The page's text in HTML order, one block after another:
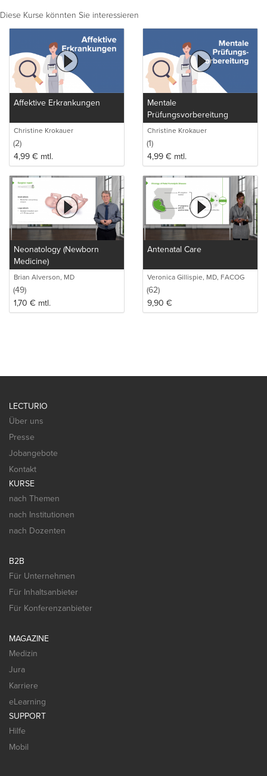
Diese Kurse könnten Sie interessieren
Affektive Erkrankungen
Christine Krokauer
(2)
4,99 € mtl.
Mentale
Prüfungsvorbereitung
Christine Krokauer
(1)
4,99 € mtl.
Neonatology (Newborn
Medicine)
Brian Alverson, MD
(49)
1,70 € mtl.
Antenatal Care
Veronica Gillispie, MD, FACOG
(62)
9,90 €
LECTURIO
Über uns
Presse
Jobangebote
Kontakt
KURSE
nach Themen
nach Institutionen
nach Dozenten
B2B
Für Unternehmen
Für Inhaltsanbieter
Für Konferenzanbieter
MAGAZINE
Medizin
Jura
Karriere
eLearning
SUPPORT
Hilfe
Mobil